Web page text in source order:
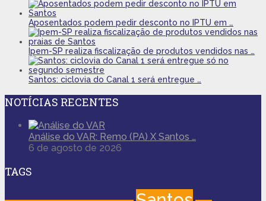
Aposentados podem pedir desconto no IPTU em …
Ipem-SP realiza fiscalização de produtos vendidos nas …
Santos: ciclovia do Canal 1 será entregue …
NOTÍCIAS RECENTES
Análise do VAR: Remo (PA) X Santos …
6 de agosto de 2026
TAGS